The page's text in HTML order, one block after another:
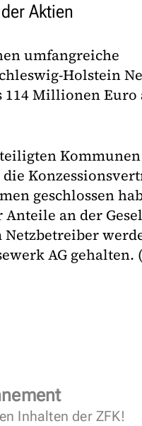
Aktien
umfangreiche
Holstein
114 Millionen Euro
geschlossen
an der
Netzbetreiber
AG gehalten.
Inhalten der ZFK!